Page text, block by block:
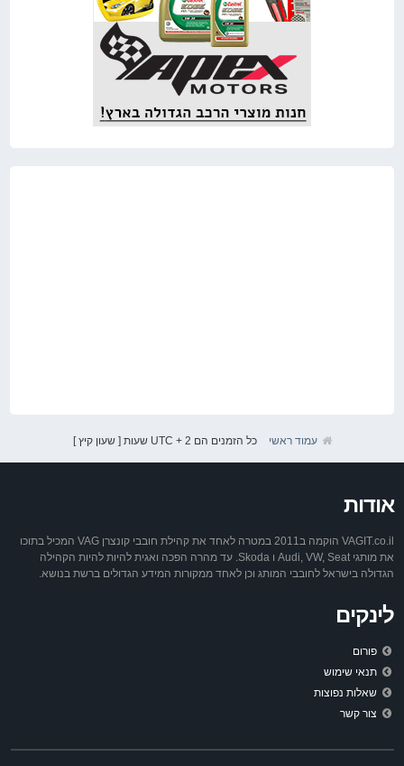
עמוד ראשי כל הזמנים הם UTC + 2 שעות [ שעון קיץ ]
אודות
VAGIT.co.il הוקמה ב2011 במטרה לאחד את קהילת חובבי קונצרן VAG המכיל בתוכו
את מותגי Audi, VW, Seat ו Skoda. עד מהרה הפכה ואגית להיות להיות הקהילה
הגדולה בישראל לחובבי המותג וכן לאחד ממקורות המידע הגדולים ברשת בנושא.
לינקים
פורום
תנאי שימוש
שאלות נפוצות
צור קשר